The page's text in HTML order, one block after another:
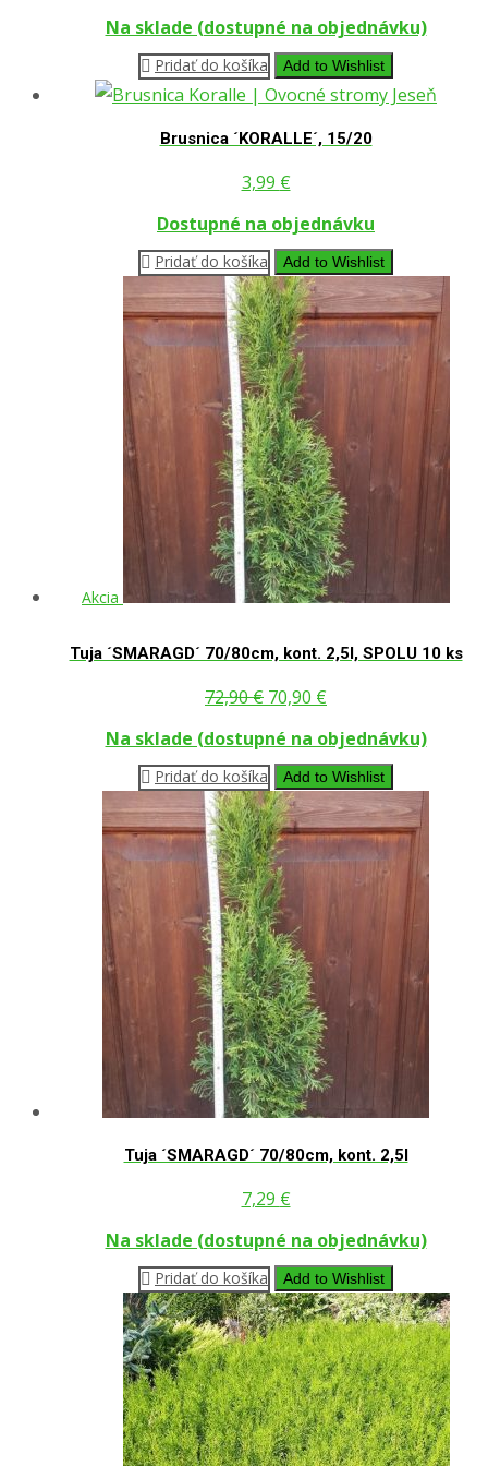
cena
bola:
334,50 €.
cena
je:
314,50 €.
Na sklade (dostupné na objednávku)
Pridať do košíka Add to Wishlist
Brusnica ´KORALLE´, 15/20
3,99 €
Dostupné na objednávku
Pridať do košíka Add to Wishlist
Akcia
Tuja ´SMARAGD´ 70/80cm, kont. 2,5l, SPOLU 10 ks
72,90€ Pôvodná
cena
72,90 €.
70,90 €
cena
je:
70,90 €.
Na sklade (dostupné na objednávku)
Pridať do košíka Add to Wishlist
Tuja ´SMARAGD´ 70/80cm, kont. 2,5l
7,29 €
Na sklade (dostupné na objednávku)
Pridať do košíka Add to Wishlist